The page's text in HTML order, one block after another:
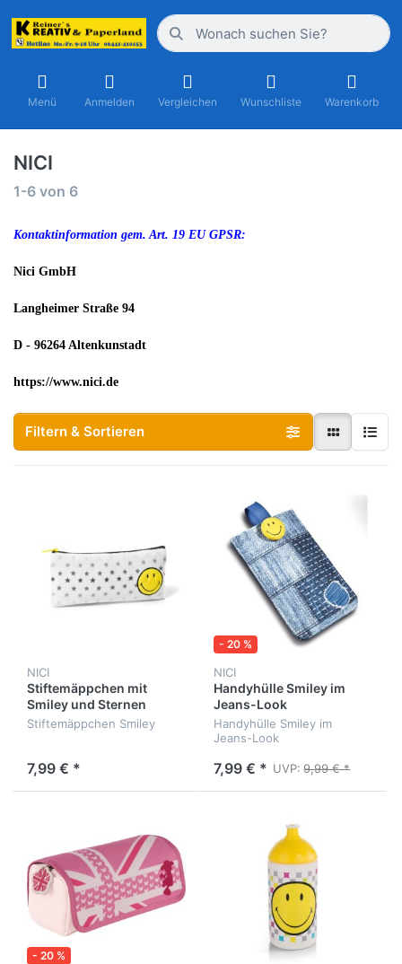
Menü Anmelden Vergleichen Wunschliste Warenkorb
NICI
1-6 von 6
Kontaktinformation gem. Art. 19 EU GPSR:
Nici GmbH
Langheimer Straße 94
D - 96264 Altenkunstadt
https://www.nici.de
Filtern & Sortieren
NICI
Stiftemäppchen mit
Smiley und Sternen
Stiftemäppchen Smiley
7,99 € *
- 20 %
NICI
Handyhülle Smiley im
Jeans-Look
Handyhülle Smiley im
Jeans-Look
7,99 € * UVP: 9,99 € *
- 20 %